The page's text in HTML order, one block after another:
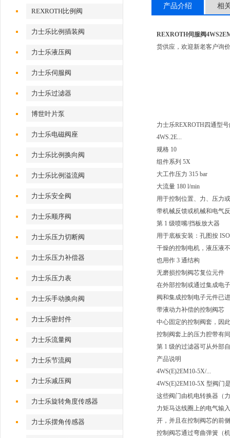
REXROTH比例阀
力士乐比例插装阀
力士乐液压阀
力士乐伺服阀
力士乐过滤器
博世叶片泵
力士乐电磁阀座
力士乐比例换向阀
力士乐比例溢流阀
力士乐安全阀
力士乐顺序阀
力士乐压力切断阀
力士乐压力补偿器
力士乐压力表
力士乐手动换向阀
力士乐密封件
力士乐流量阀
力士乐节流阀
力士乐减压阀
力士乐旋转角度传感器
力士乐摆角传感器
产品介绍 相
REXROTH伺服阀
货供应，欢迎新老客户询
力士乐REXROTH四通型
4WS.2E...
规格 10
组件系列 5X
大工作压力 315 bar
大流量 180 l/min
用于控制位置、力、压力
带机械反馈或机械和电气
第 1 级喷嘴/挡板放大器
用于底板安装：孔图按
干燥的控制电机，液压液
也用作 3 通结构
无磨损控制阀芯复位元件
在外部控制或通过集成电
阀和集成控制电子元件已
带液动力补偿的控制阀芯
中心固定的控制阀套，因
控制阀套上的压力腔带有
第 1 级的过滤器可从外部
产品说明
4WS(E)2EM10-5X/...
4WS(E)2EM10-5X 型阀门
这些阀门由机电转换器（
力矩马达线圈上的电气输
开，并且在控制阀芯的前
控制阀芯通过弯曲弹簧（